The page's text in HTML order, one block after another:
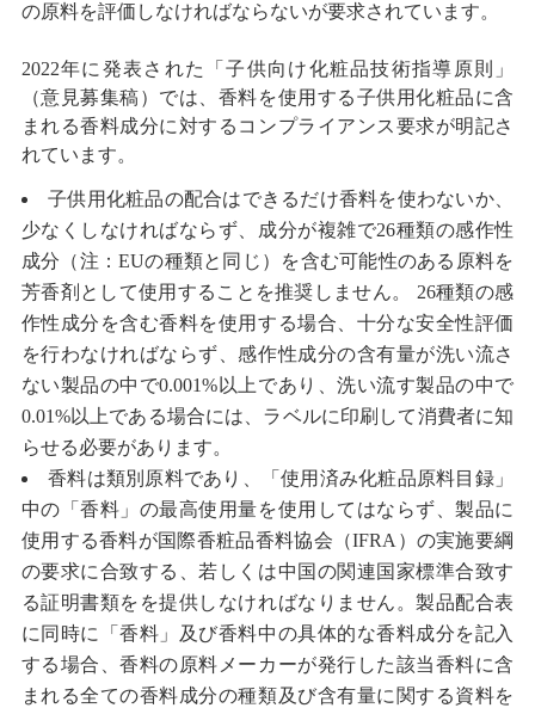
の原料を評価しなければならないが要求されています。
2022年に発表された「子供向け化粧品技術指導原則」
（意見募集稿）では、香料を使用する子供用化粧品に含
まれる香料成分に対するコンプライアンス要求が明記さ
れています。
子供用化粧品の配合はできるだけ香料を使わないか、
少なくしなければならず、成分が複雑で26種類の感作性
成分（注：EUの種類と同じ）を含む可能性のある原料を
芳香剤として使用することを推奨しません。 26種類の感
作性成分を含む香料を使用する場合、十分な安全性評価
を行わなければならず、感作性成分の含有量が洗い流さ
ない製品の中で0.001%以上であり、洗い流す製品の中で
0.01%以上である場合には、ラベルに印刷して消費者に知
らせる必要があります。
香料は類別原料であり、「使用済み化粧品原料目録」
中の「香料」の最高使用量を使用してはならず、製品に
使用する香料が国際香粧品香料協会（IFRA）の実施要綱
の要求に合致する、若しくは中国の関連国家標準合致す
る証明書類をを提供しなければなりません。製品配合表
に同時に「香料」及び香料中の具体的な香料成分を記入
する場合、香料の原料メーカーが発行した該当香料に含
まれる全ての香料成分の種類及び含有量に関する資料を